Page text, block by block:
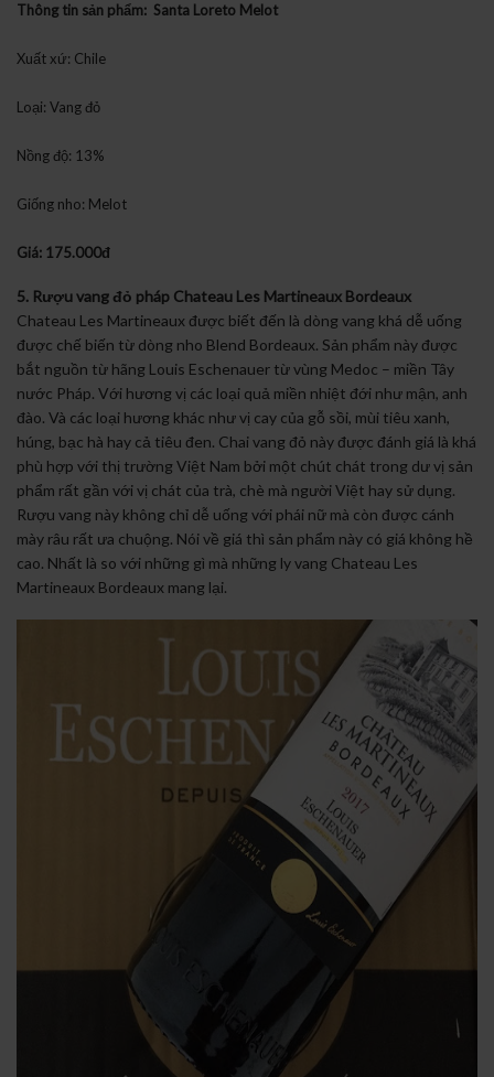
Thông tin sản phẩm: Santa Loreto Melot
Xuất xứ: Chile
Loại: Vang đỏ
Nồng độ: 13%
Giống nho: Melot
Giá: 175.000đ
5. Rượu vang đỏ pháp Chateau Les Martineaux Bordeaux
Chateau Les Martineaux được biết đến là dòng vang khá dễ uống
được chế biến từ dòng nho Blend Bordeaux. Sản phẩm này được
bắt nguồn từ hãng Louis Eschenauer từ vùng Medoc – miền Tây
nước Pháp. Với hương vị các loại quả miền nhiệt đới như mận, anh
đào. Và các loại hương khác như vị cay của gỗ sồi, mùi tiêu xanh,
húng, bạc hà hay cả tiêu đen. Chai vang đỏ này được đánh giá là khá
phù hợp với thị trường Việt Nam bởi một chút chát trong dư vị sản
phẩm rất gần với vị chát của trà, chè mà người Việt hay sử dụng.
Rượu vang này không chỉ dễ uống với phái nữ mà còn được cánh
mày râu rất ưa chuộng. Nói về giá thì sản phẩm này có giá không hề
cao. Nhất là so với những gì mà những ly vang Chateau Les
Martineaux Bordeaux mang lại.